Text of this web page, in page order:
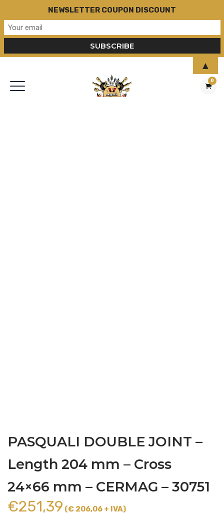
0
PASQUALI DOUBLE JOINT –
Length 204 mm – Cross
24×66 mm – CERMAG – 30751
€251,39 (€ 206,06 + IVA)
NEWSLETTER COUPON DISCOUNT
▲